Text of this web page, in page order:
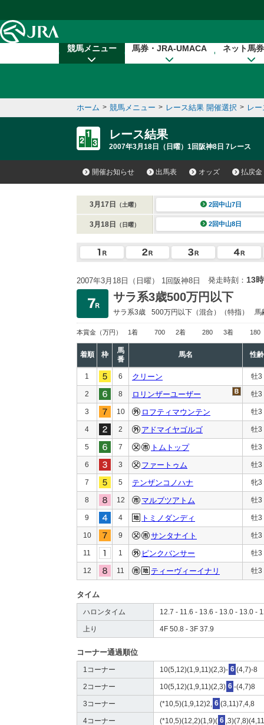
競馬メニュー 馬券・JRA-UMACA ネット馬
ホーム > 競馬メニュー > レース結果 開催選択 > レ
レース結果
2007年3月18日（日曜）1回阪神8日 7レース
開催お知らせ 出馬表 オッズ 払戻金
3月17日 （土曜） 2回中山7日
3月18日 （日曜） 2回中山8日
2007年3月18日（日曜） 1回阪神8日 発走時刻： 13
サラ系3歳500万円以下
サラ系3歳 500万円以下 （混合）（特指） 馬
本賞金 （万円） 1着 700 2着 280 3着 180
着順 枠
馬
番
馬名 性齢
1 6 クリーン 牡3
2 8 ロリンザーユーザー 牡3
3 10 ロフティマウンテン 牡3
4 2 アドマイヤゴルゴ 牡3
5 7 トムトップ 牡3
6 3 ファートゥム 牡3
7 5 テンザンコノハナ 牝3
8 12 マルブツアトム 牡3
9 4 トミノダンディ 牡3
10 9 サンタナイト 牡3
11 1 ピンクバンサー 牡3
12 11 ティーヴィーイナリ 牡3
タイム
ハロンタイム 12.7 - 11.6 - 13.6 - 13.0 - 13.0 -
上り 4F 50.8 - 3F 37.9
コーナー通過順位
1コーナー 10(5,12)(1,9,11)(2,3)- 6 (4,7)-8
2コーナー 10(5,12)(1,9,11)(2,3) 6 -(4,7)8
3コーナー (*10,5)(1,9,12)2, 6 (3,11)7,4,8
4コーナー (*10,5)(12,2)(1,9)( 6